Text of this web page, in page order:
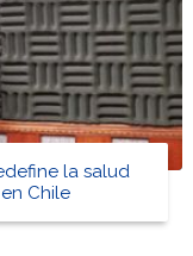
la salud
Chile